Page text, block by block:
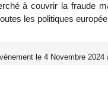
à couvrir la fraude
les politiques
le 4 Novembre 2024